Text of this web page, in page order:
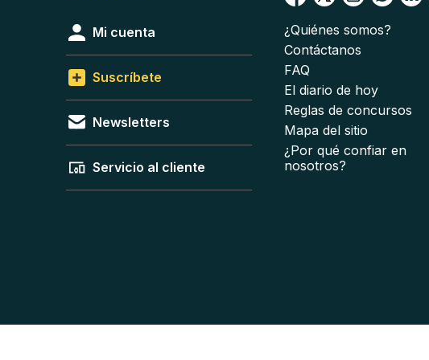
Mi cuenta
Suscríbete
Newsletters
Servicio al cliente
¿Quiénes somos?
Contáctanos
FAQ
El diario de hoy
Reglas de concursos
Mapa del sitio
¿Por qué confiar en
nosotros?